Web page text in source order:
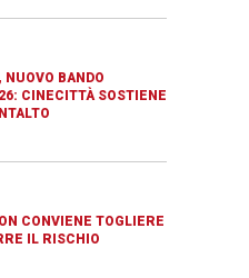
BANDO
CINECITTÀ SOSTIENE
CONVIENE TOGLIERE
IL RISCHIO